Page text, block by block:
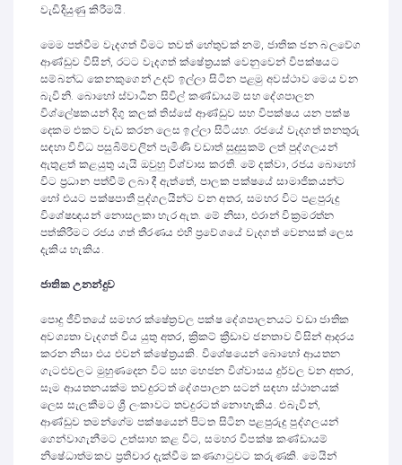
වැඩිදියුණු කිරීමයි.
මෙම පත්වීම වැදගත් වීමට තවත් හේතුවක් නම්, ජාතික ජන බලවේග
ආණ්ඩුව විසින්, රටට වැදගත් ක්ෂේත්‍රයක් වෙනුවෙන් විපක්ෂයට
සම්බන්ධ කෙනකුගෙන් උදව් ඉල්ලා සිටින පළමු අවස්ථාව මෙය වන
බැවිනි. බොහෝ ස්වාධීන සිවිල් කණ්ඩායම් සහ දේශපාලන
විශ්ලේෂකයන් දිගු කලක් තිස්සේ ආණ්ඩුව සහ විපක්ෂය යන පක්ෂ
දෙකම එකට වැඩ කරන ලෙස ඉල්ලා සිටියහ. රජයේ වැදගත් තනතුරු
සඳහා විවිධ පසුබිම්වලින් පැමිණි වඩාත් සුදුසුකම් ලත් පුද්ගලයන්
ඇතුළත් කළයුතු යැයි ඔවුහු විශ්වාස කරති. මේ දක්වා, රජය බොහෝ
විට ප්‍රධාන පත්වීම් ලබා දී ඇත්තේ, පාලක පක්ෂයේ සාමාජිකයන්ට
හෝ එයට පක්ෂපාතී පුද්ගලයින්ට වන අතර, සමහර විට පළපුරුදු
විශේෂඥයන් නොසලකා හැර ඇත. මේ නිසා, එරාන් වික්‍රමරත්න
පත්කිරීමට රජය ගත් තීරණය එහි ප්‍රවේශයේ වැදගත් වෙනසක් ලෙස
දැකිය හැකිය.
ජාතික උනන්දුව
පොදු ජීවිතයේ සමහර ක්ෂේත්‍රවල පක්ෂ දේශපාලනයට වඩා ජාතික
අවශ්‍යතා වැදගත් විය යුතු අතර, ක්‍රිකට් ක්‍රීඩාව ජනතාව විසින් ආදරය
කරන නිසා එය එවන් ක්ෂේත්‍රයකි. විශේෂයෙන් බොහෝ ආයතන
ගැටළුවලට මුහුණදෙන විට සහ මහජන විශ්වාසය දුර්වල වන අතර,
සෑම ආයතනයක්ම තවදුරටත් දේශපාලන සටන් සඳහා ස්ථානයක්
ලෙස සැලකීමට ශ්‍රී ලංකාවට තවදුරටත් නොහැකිය. එබැවින්,
ආණ්ඩුව තමන්ගේම පක්ෂයෙන් පිටත සිටින පළපුරුදු පුද්ගලයන්
ගෙන්වාගැනීමට උත්සාහ කළ විට, සමහර විපක්ෂ කණ්ඩායම්
නිෂේධාත්මකව ප්‍රතිචාර දැක්වීම කණගාටුවට කරුණකි. මෙයින්